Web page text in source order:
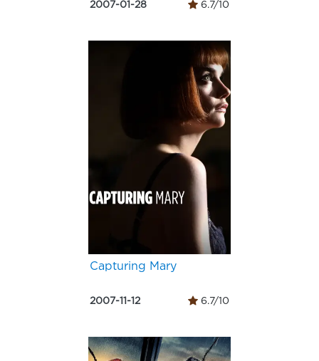
2007-01-28 6.7/10
Capturing Mary
2007-11-12 6.7/10